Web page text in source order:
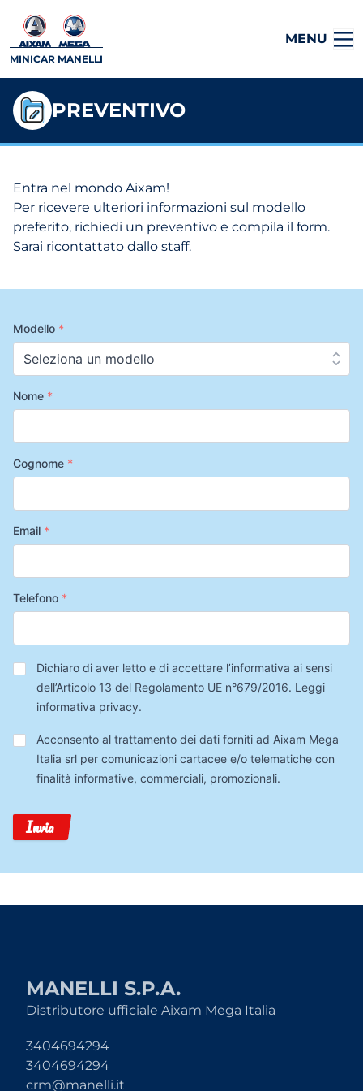
MINICAR MANELLI
MENU
PREVENTIVO
Entra nel mondo Aixam!
Per ricevere ulteriori informazioni sul modello
preferito, richiedi un preventivo e compila il form.
Sarai ricontattato dallo staff.
Modello *
Nome *
Cognome *
Email *
Telefono *
Privacy*
Dichiaro di aver letto e di accettare l’informativa ai sensi
dell’Articolo 13 del Regolamento UE n°679/2016. Leggi
informativa privacy.
Trattamento
Dati
Acconsento al trattamento dei dati forniti ad Aixam Mega
Italia srl per comunicazioni cartacee e/o telematiche con
finalità informative, commerciali, promozionali.
Invia
MANELLI S.P.A.
Distributore ufficiale Aixam Mega Italia
3404694294
3404694294
crm@manelli.it